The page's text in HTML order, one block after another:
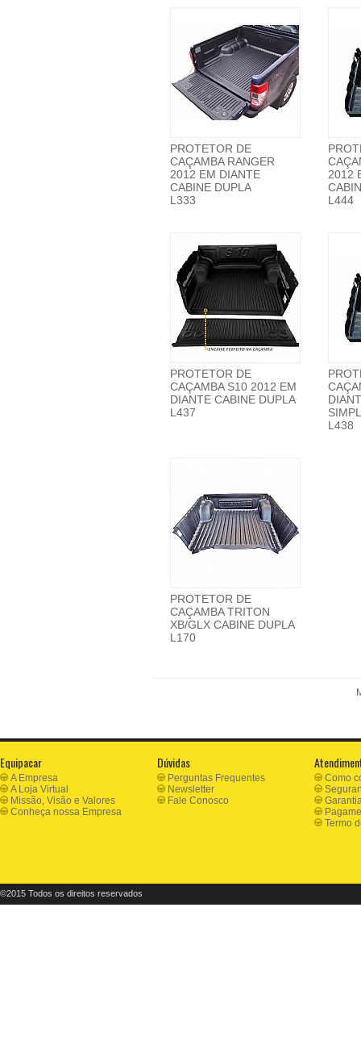
PROTETOR DE
CAÇAMBA RANGER
2012 EM DIANTE
CABINE DUPLA
L333
2012
L444
PROTETOR DE
CAÇAMBA S10 2012 EM
DIANTE CABINE DUPLA
L437
L438
PROTETOR DE
CAÇAMBA TRITON
XB/GLX CABINE DUPLA
L170
Equipacar
A Empresa
A Loja Virtual
Missão, Visão e Valores
Conheça nossa Empresa
Dúvidas
Perguntas Frequentes
Newsletter
Fale Conosco
Como
Termo
©2015 Todos os direitos reservados